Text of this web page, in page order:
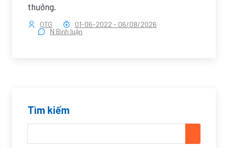
thưởng.
QTG 01-06-2022 - 06/08/2026
N Bình luận
Tìm kiếm